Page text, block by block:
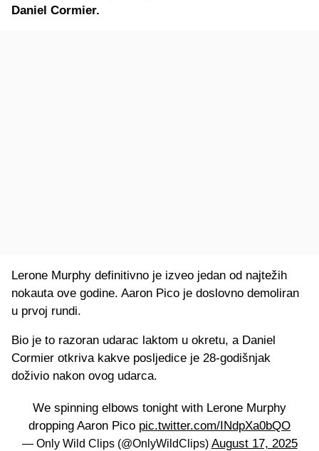
Daniel Cormier.
Lerone Murphy definitivno je izveo jedan od najtežih
nokauta ove godine. Aaron Pico je doslovno demoliran
u prvoj rundi.
Bio je to razoran udarac laktom u okretu, a Daniel
Cormier otkriva kakve posljedice je 28-godišnjak
doživio nakon ovog udarca.
We spinning elbows tonight with Lerone Murphy
dropping Aaron Pico pic.twitter.com/INdpXa0bQO
— Only Wild Clips (@OnlyWildClips) August 17, 2025